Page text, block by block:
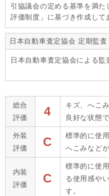
引協議会の定める基準を満
評価制度」に基づき作成して
日本自動車査定協会 定期監査
日本自動車査定協会による監
総合
評価
4
キズ、へこ
良好な状態で
外装
評価
C
標準的に使
へこみなど
内装
評価
C
標準的に使
る使用感や
す。